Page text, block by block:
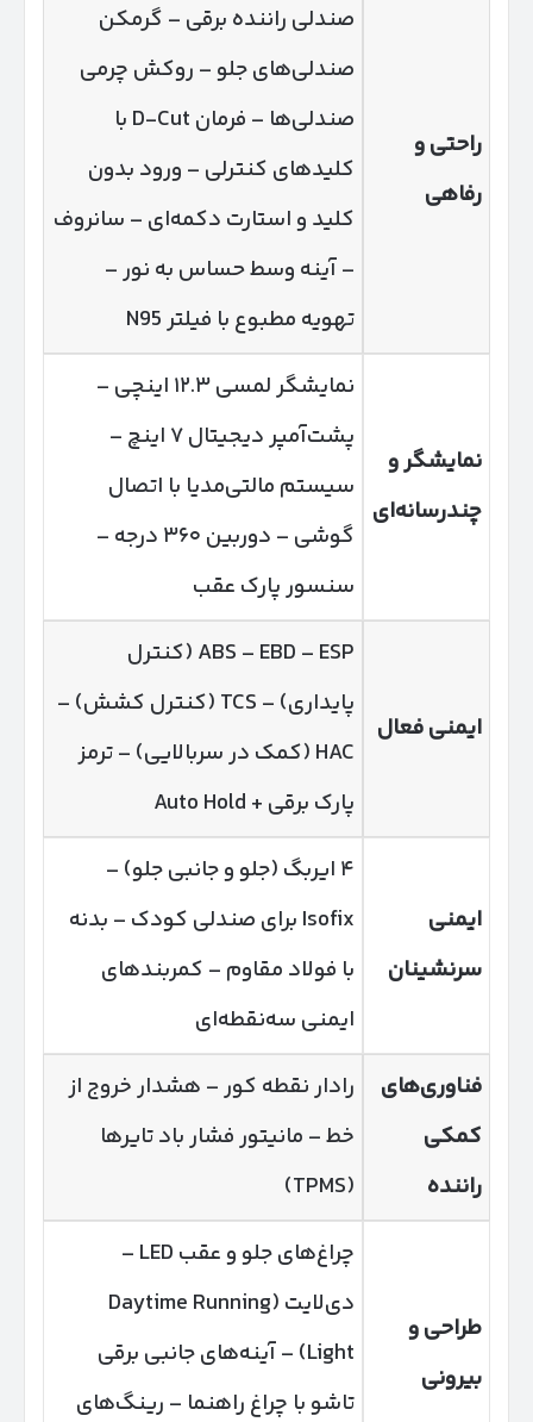
راحتی و
رفاهی
صندلی راننده برقی – گرمکن
صندلی‌های جلو – روکش چرمی
صندلی‌ها – فرمان D-Cut با
کلیدهای کنترلی – ورود بدون
کلید و استارت دکمه‌ای – سانروف
– آینه وسط حساس به نور –
تهویه مطبوع با فیلتر N95
نمایشگر و
چندرسانه‌ای
نمایشگر لمسی ۱۲.۳ اینچی –
پشت‌آمپر دیجیتال ۷ اینچ –
سیستم مالتی‌مدیا با اتصال
گوشی – دوربین ۳۶۰ درجه –
سنسور پارک عقب
ایمنی فعال
ABS – EBD – ESP (کنترل
پایداری) – TCS (کنترل کشش) –
HAC (کمک در سربالایی) – ترمز
پارک برقی + Auto Hold
ایمنی
سرنشینان
۴ ایربگ (جلو و جانبی جلو) –
Isofix برای صندلی کودک – بدنه
با فولاد مقاوم – کمربندهای
ایمنی سه‌نقطه‌ای
فناوری‌های
کمکی
راننده
رادار نقطه کور – هشدار خروج از
خط – مانیتور فشار باد تایرها
(TPMS)
طراحی و
بیرونی
چراغ‌های جلو و عقب LED –
دی‌لایت (Daytime Running
Light) – آینه‌های جانبی برقی
تاشو با چراغ راهنما – رینگ‌های